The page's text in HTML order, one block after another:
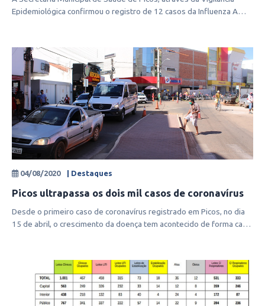
Epidemiológica confirmou o registro de 12 casos da Influenza A
04/08/2020 | Destaques
Picos ultrapassa os dois mil casos de coronavírus
Desde o primeiro caso de coronavírus registrado em Picos, no dia
15 de abril, o crescimento da doença tem acontecido de forma cada